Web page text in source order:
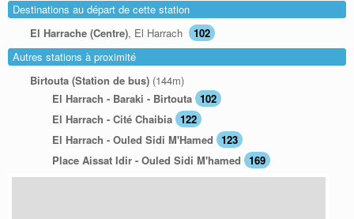
Destinations au départ de cette station
El Harrache (Centre), El Harrach
102
Autres stations à proximité
Birtouta (Station de bus) (144m)
El Harrach - Baraki - Birtouta 102
El Harrach - Cité Chaibia 122
El Harrach - Ouled Sidi M'Hamed 123
Place Aissat Idir - Ouled Sidi M'hamed 169